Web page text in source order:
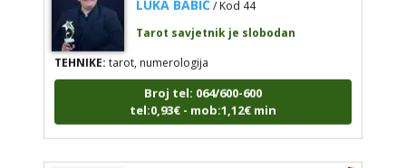
Tarot savjetnik je slobodan
TEHNIKE:tarot, numerologija
Broj tel: 064/600-600
tel:0,93€ - mob:1,12€ min